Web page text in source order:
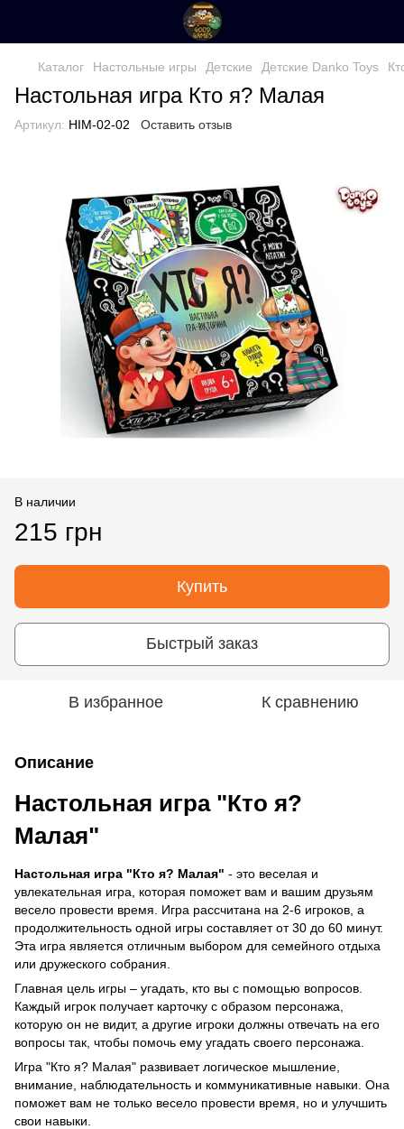
Каталог Настольные игры Детские Детские Danko Toys
Настольная игра Кто я? Малая
Артикул: HIM-02-02 Оставить отзыв
В наличии
215 грн
Купить
Быстрый заказ
В избранное К сравнению
Описание
Настольная игра "Кто я?
Малая"
Настольная игра "Кто я? Малая" - это веселая и
увлекательная игра, которая поможет вам и вашим друзьям
весело провести время. Игра рассчитана на 2-6 игроков, а
продолжительность одной игры составляет от 30 до 60 минут.
Эта игра является отличным выбором для семейного отдыха
или дружеского собрания.
Главная цель игры – угадать, кто вы с помощью вопросов.
Каждый игрок получает карточку с образом персонажа,
которую он не видит, а другие игроки должны отвечать на его
вопросы так, чтобы помочь ему угадать своего персонажа.
Игра "Кто я? Малая" развивает логическое мышление,
внимание, наблюдательность и коммуникативные навыки. Она
поможет вам не только весело провести время, но и улучшить
свои навыки.